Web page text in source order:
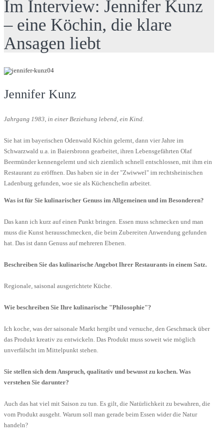
Im Interview: Jennifer Kunz
– eine Köchin, die klare
Ansagen liebt
Jennifer Kunz
Jahrgang 1983, in einer Beziehung lebend, ein Kind.
Sie hat im bayerischen Odenwald Köchin gelernt, dann vier Jahre im
Schwarzwald u.a. in Baiersbronn gearbeitet, ihren Lebensgefährten Olaf
Beermünder kennengelernt und sich ziemlich schnell entschlossen, mit ihm ein
Restaurant zu eröffnen. Das haben sie in der "Zwiwwel" im rechtsheinischen
Ladenburg gefunden, woe sie als Küchenchefin arbeitet.
Was ist für Sie kulinarischer Genuss im Allgemeinen und im Besonderen?
Das kann ich kurz auf einen Punkt bringen. Essen muss schmecken und man
muss die Kunst herausschmecken, die beim Zubereiten Anwendung gefunden
hat. Das ist dann Genuss auf mehreren Ebenen.
Beschreiben Sie das kulinarische Angebot Ihrer Restaurants in einem Satz.
Regionale, saisonal ausgerichtete Küche.
Wie beschreiben Sie Ihre kulinarische "Philosophie"?
Ich koche, was der saisonale Markt hergibt und versuche, den Geschmack über
das Produkt kreativ zu entwickeln. Das Produkt muss soweit wie möglich
unverfälscht im Mittelpunkt stehen.
Sie stellen sich dem Anspruch, qualitativ und bewusst zu kochen. Was
verstehen Sie darunter?
Auch das hat viel mit Saison zu tun. Es gilt, die Natürlichkeit zu bewahren, die
vom Produkt ausgeht. Warum soll man gerade beim Essen wider die Natur
handeln?